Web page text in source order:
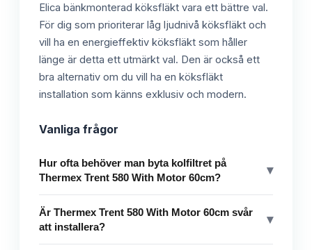
Elica bänkmonterad köksfläkt vara ett bättre val.
För dig som prioriterar låg ljudnivå köksfläkt och
vill ha en energieffektiv köksfläkt som håller
länge är detta ett utmärkt val. Den är också ett
bra alternativ om du vill ha en köksfläkt
installation som känns exklusiv och modern.
Vanliga frågor
Hur ofta behöver man byta kolfiltret på
Thermex Trent 580 With Motor 60cm?
▾
Är Thermex Trent 580 With Motor 60cm svår
att installera?
▾